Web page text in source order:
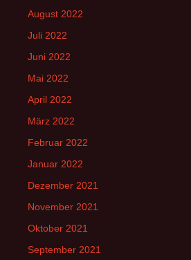
August 2022
Juli 2022
Juni 2022
Mai 2022
April 2022
März 2022
Februar 2022
Januar 2022
Dezember 2021
November 2021
Oktober 2021
September 2021